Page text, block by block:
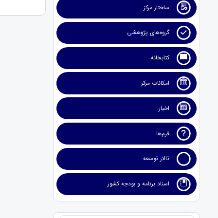
ساختار مرکز
گروه‌های پژوهشی
کتابخانه
امکانات مرکز
اخبار
فرم‌ها
تالار توسعه
اسناد برنامه و بودجه کشور